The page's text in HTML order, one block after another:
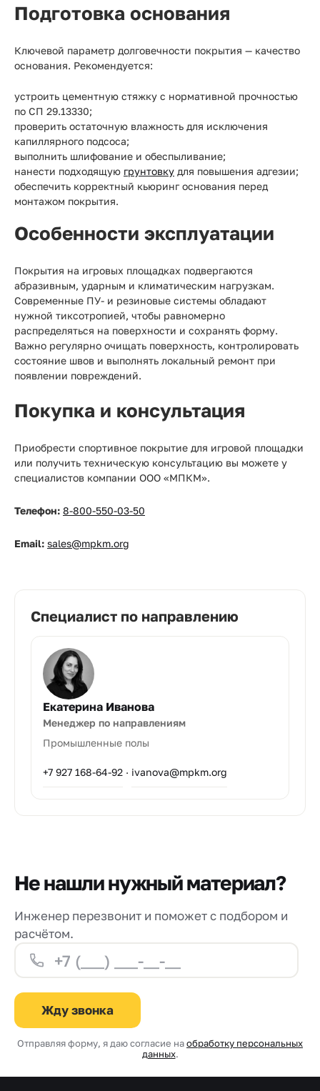
Подготовка основания
Ключевой параметр долговечности покрытия — качество
основания. Рекомендуется:
устроить цементную стяжку с нормативной прочностью
по СП 29.13330;
проверить остаточную влажность для исключения
капиллярного подсоса;
выполнить шлифование и обеспыливание;
нанести подходящую грунтовку для повышения адгезии;
обеспечить корректный кьюринг основания перед
монтажом покрытия.
Особенности эксплуатации
Покрытия на игровых площадках подвергаются
абразивным, ударным и климатическим нагрузкам.
Современные ПУ- и резиновые системы обладают
нужной тиксотропией, чтобы равномерно
распределяться на поверхности и сохранять форму.
Важно регулярно очищать поверхность, контролировать
состояние швов и выполнять локальный ремонт при
появлении повреждений.
Покупка и консультация
Приобрести спортивное покрытие для игровой площадки
или получить техническую консультацию вы можете у
специалистов компании ООО «МПКМ».
Телефон: 8-800-550-03-50
Email: sales@mpkm.org
Специалист по направлению
Екатерина Иванова
Менеджер по направлениям
Промышленные полы
+7 927 168-64-92 · ivanova@mpkm.org
Не нашли нужный материал?
Инженер перезвонит и поможет с подбором и
расчётом.
Жду звонка
Отправляя форму, я даю согласие наобработку персональных
данных.